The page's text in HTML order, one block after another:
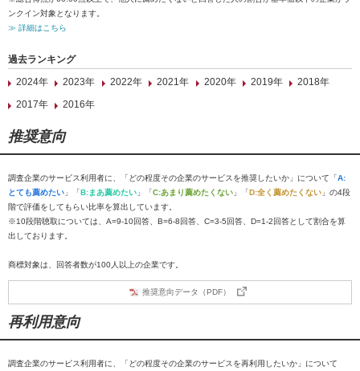
ンクイン対象となります。
≫ 詳細はこちら
過去ランキング
2024年
2023年 2022年 2021年 2020年 2019年
2018年
2017年
2016年
推奨意向
調査企業のサービス利用者に、「どの程度その企業のサービスを推奨したいか」について「A:
とても薦めたい 」「B:まあ薦めたい 」「C:あまり薦めたくない 」「D:全く薦めたくない 」の4段
階で評価をしてもらい比率を算出しています。
※10段階聴取については、A=9-10回答、B=6-8回答、C=3-5回答、D=1-2回答として割合を算
出しております。
商標対象は、回答者数が100人以上の企業です。
推奨意向データ（PDF）
再利用意向
調査企業のサービス利用者に、「どの程度その企業のサービスを再利用したいか」について